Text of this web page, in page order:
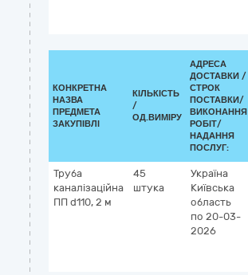
КОНКРЕТНА
НАЗВА
ПРЕДМЕТА
ЗАКУПІВЛІ
КІЛЬКІСТЬ
/
ОД.ВИМІРУ
АДРЕСА
ДОСТАВКИ /
СТРОК
ПОСТАВКИ/
ВИКОНАННЯ
РОБІТ/
НАДАННЯ
ПОСЛУГ:
Труба
каналізаційна
ПП d110, 2 м
45
штука
Україна
Київська
область
по 20-03-
2026